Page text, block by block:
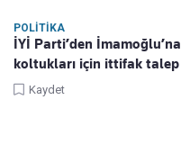
POLITIKA
İYİ Parti’den
koltukları için ittifak
Kaydet